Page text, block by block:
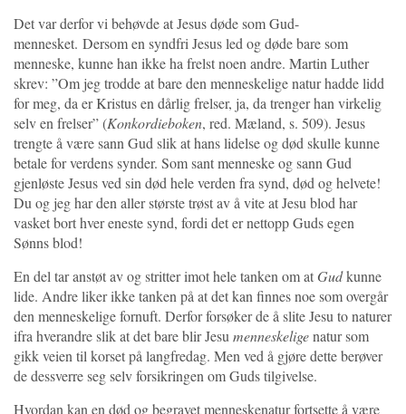
Det var derfor vi behøvde at Jesus døde som Gud-
mennesket. Dersom en syndfri Jesus led og døde bare som
menneske, kunne han ikke ha frelst noen andre. Martin Luther
skrev: ”Om jeg trodde at bare den menneskelige natur hadde lidd
for meg, da er Kristus en dårlig frelser, ja, da trenger han virkelig
selv en frelser” (Konkordieboken, red. Mæland, s. 509). Jesus
trengte å være sann Gud slik at hans lidelse og død skulle kunne
betale for verdens synder. Som sant menneske og sann Gud
gjenløste Jesus ved sin død hele verden fra synd, død og helvete!
Du og jeg har den aller største trøst av å vite at Jesu blod har
vasket bort hver eneste synd, fordi det er nettopp Guds egen
Sønns blod!
En del tar anstøt av og stritter imot hele tanken om at Gudkunne
lide. Andre liker ikke tanken på at det kan finnes noe som overgår
den menneskelige fornuft. Derfor forsøker de å slite Jesu to naturer
ifra hverandre slik at det bare blir Jesu menneskeligenatur som
gikk veien til korset på langfredag. Men ved å gjøre dette berøver
de dessverre seg selv forsikringen om Guds tilgivelse.
Hvordan kan en død og begravet menneskenatur fortsette å være